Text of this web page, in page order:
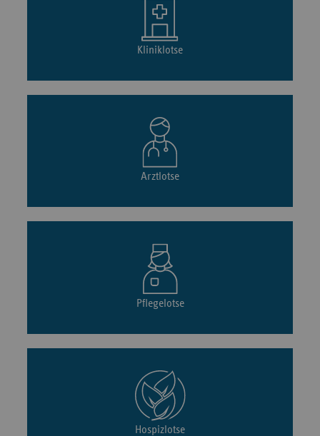
Kliniklotse
Arztlotse
Pflegelotse
Hospizlotse